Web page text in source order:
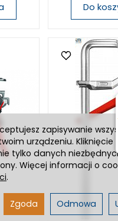
Do
zapisywanie
urządzeniu. Kliknięcie
tylko danych
Więcej informacji o
.
Odmowa
Zgoda